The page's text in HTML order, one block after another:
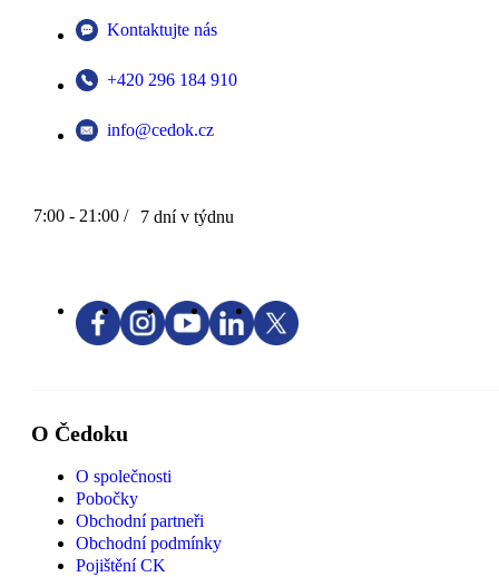
Kontaktujte nás
+420 296 184 910
info@cedok.cz
7:00 - 21:00 / 7 dní v týdnu
O Čedoku
O společnosti
Pobočky
Obchodní partneři
Obchodní podmínky
Pojištění CK